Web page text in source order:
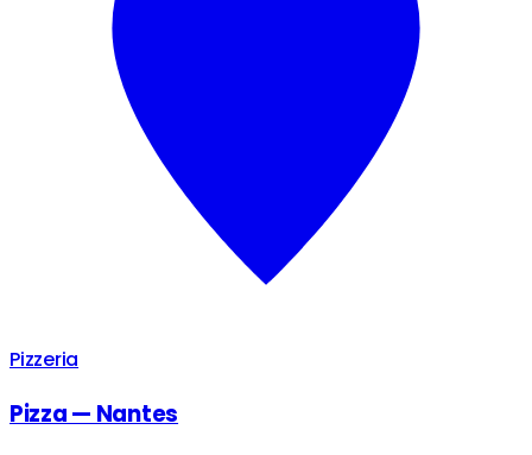
Pizzeria
Pizza — Nantes